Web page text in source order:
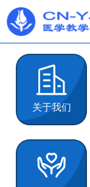
关于我们